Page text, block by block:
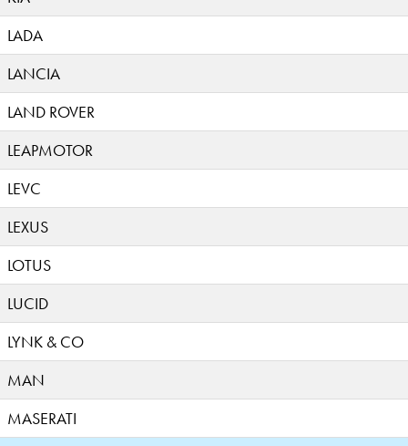
LADA
LANCIA
LAND ROVER
LEAPMOTOR
LEVC
LEXUS
LOTUS
LUCID
LYNK & CO
MAN
MASERATI